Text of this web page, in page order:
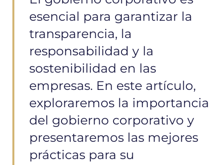
esencial para garantizar la
transparencia, la
responsabilidad y la
sostenibilidad en las
empresas. En este artículo,
exploraremos la importancia
del gobierno corporativo y
presentaremos las mejores
prácticas para su